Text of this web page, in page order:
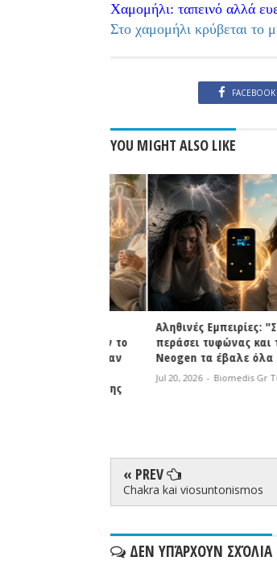
Χαμομήλι: ταπεινό αλλά
Στο χαμομήλι κρύβεται το
FACEBOOK
YOU MIGHT ALSO LIKE
Αληθινές Εμπειρίες: "Σα να
περάσει τυφώνας και το
Neogen τα έβαλε όλα σε
Jul 20, 2026 - Biomedis Gr Team
« PREV
Chakra kai viosuntonismos
ΔΕΝ ΥΠΆΡΧΟΥΝ ΣΧΌΛΙΑ